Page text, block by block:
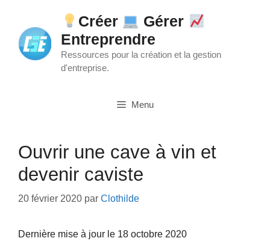
contenu
Créer
Gérer
Entreprendre
Ressources pour la création et la gestion
d'entreprise.
Menu
Ouvrir une cave à vin et
devenir caviste
20 février 2020 par Clothilde
Dernière mise à jour le 18 octobre 2020